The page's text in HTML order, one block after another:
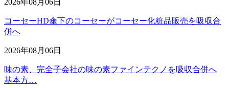
2026年08月06日
コーセーHD傘下のコーセーがコーセー化粧品販売を吸収合
併へ
2026年08月06日
味の素、完全子会社の味の素ファインテクノを吸収合併へ
基本方…